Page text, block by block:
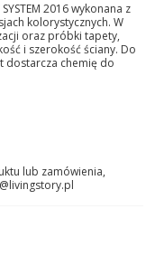
SYSTEM 2016 wykonana z
kolorystycznych. W
oraz próbki tapety,
i szerokość ściany. Do
dostarcza chemię do
lub zamówienia,